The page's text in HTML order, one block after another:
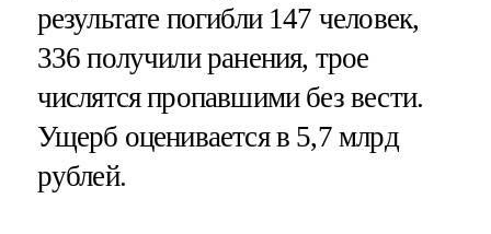
результате погибли 147 человек,
336 получили ранения, трое
числятся пропавшими без вести.
Ущерб оценивается в 5,7 млрд
рублей.